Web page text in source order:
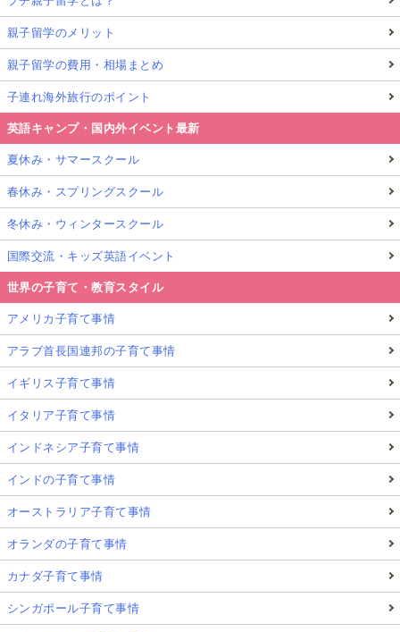
親子留学のメリット
親子留学の費用・相場まとめ
子連れ海外旅行のポイント
英語キャンプ・国内外イベント最新
夏休み・サマースクール
春休み・スプリングスクール
冬休み・ウィンタースクール
国際交流・キッズ英語イベント
世界の子育て・教育スタイル
アメリカ子育て事情
アラブ首長国連邦の子育て事情
イギリス子育て事情
イタリア子育て事情
インドネシア子育て事情
インドの子育て事情
オーストラリア子育て事情
オランダの子育て事情
カナダ子育て事情
シンガポール子育て事情